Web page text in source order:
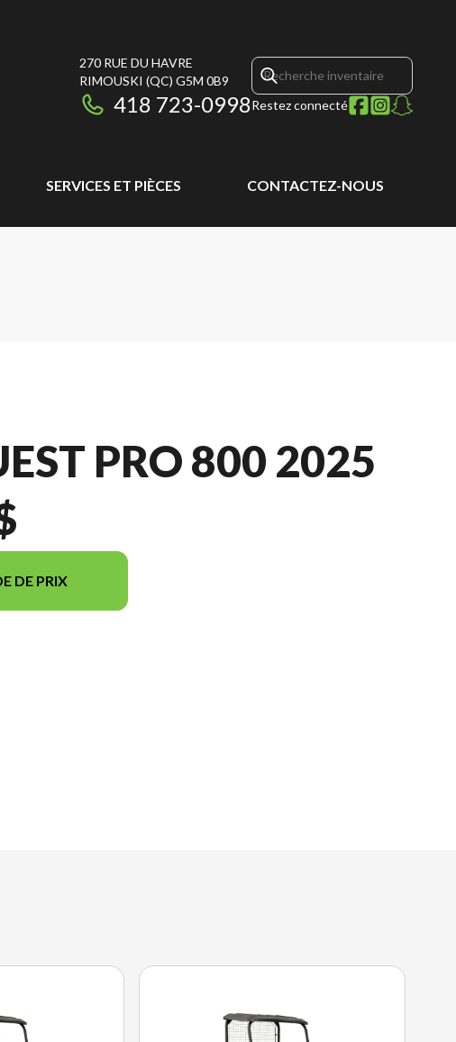
270 RUE DU HAVRE
RIMOUSKI (QC) G5M 0B9
418 723-0998Restez connecté
SERVICES ET PIÈCES CONTACTEZ-NOUS
PRO 800 2025
DE PRIX